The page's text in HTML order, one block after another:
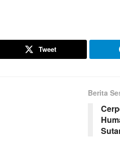
Tweet
Berita